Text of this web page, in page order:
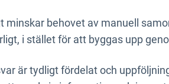
minskar behovet av manuell
i stället för att byggas upp
är tydligt fördelat och